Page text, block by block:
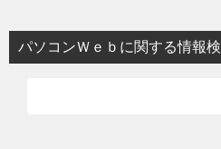
パソコンＷｅｂに関する情報